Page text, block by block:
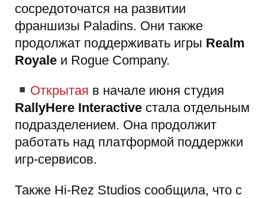
сосредоточатся на развитии
франшизы Paladins. Они также
продолжат поддерживать игры Realm
Royale и Rogue Company.
Открытая в начале июня студия
RallyHere Interactive стала отдельным
подразделением. Она продолжит
работать над платформой поддержки
игр-сервисов.
Также Hi-Rez Studios сообщила, что с